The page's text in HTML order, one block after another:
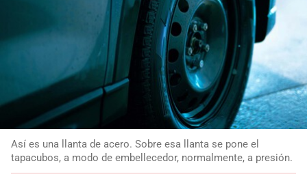
Así es una llanta de acero. Sobre esa llanta se pone el
tapacubos, a modo de embellecedor, normalmente, a presión.